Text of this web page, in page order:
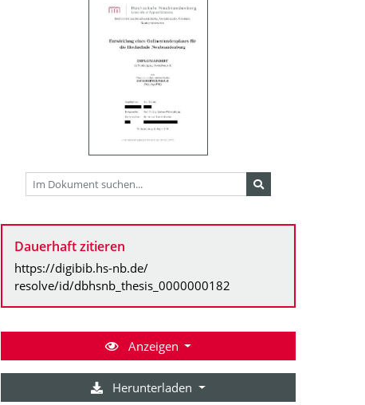
Dauerhaft zitieren
https://digibib.hs-nb.de/
resolve/id/dbhsnb_thesis_0000000182
Anzeigen
Herunterladen